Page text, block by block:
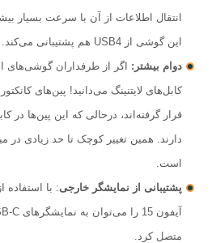
انتقال اطلاعات از آن با سرعت بسیار
این گوشی از USB4 هم پشتیبانی می‌کند.
دوام بیشتر: اگر از طرفداران گوشی‌های
کابل‌های لایتنینگ می‌دانید! پین‌های
قرار گرفته‌اند، درحالی که این پین‌ها در
دارند. همین تغییر کوچک تا حد زیادی در
است.
پشتیبانی از نمایشگر خارجی: با
متصل کرد.